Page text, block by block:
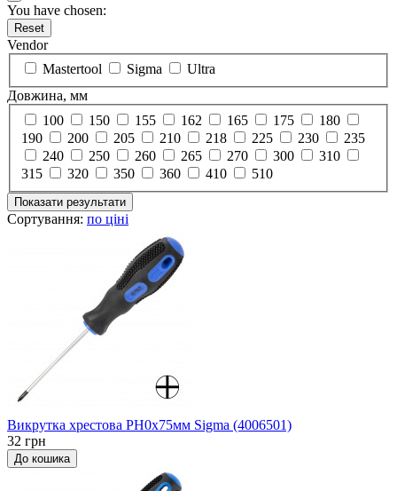
You have chosen:
Reset
Vendor
Mastertool
Sigma
Ultra
Довжина, мм
100
150 155 162 165 175
180
190
200 205 210 218 225 230
235
240
250 260 265 270 300
310
315
320 350 360 410 510
Показати результати
Сортування: по ціні
Викрутка хрестова PH0x75мм Sigma (4006501)
32 грн
До кошика